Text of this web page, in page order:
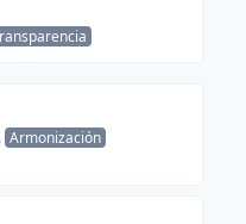
Armonización